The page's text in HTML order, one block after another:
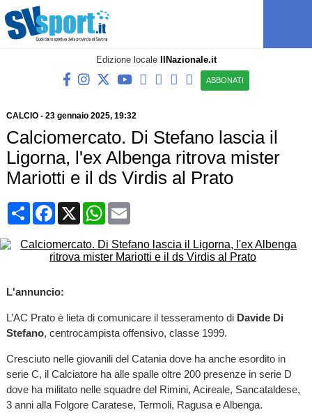
Edizione locale IlNazionale.it
ABBONATI
CALCIO- 23 gennaio 2025, 19:32
Calciomercato. Di Stefano lascia il
Ligorna, l'ex Albenga ritrova mister
Mariotti e il ds Virdis al Prato
CondividiFacebook
X WhatsApp
Email
L'annuncio:
L’AC Prato è lieta di comunicare il tesseramento diDavide Di
Stefano, centrocampista offensivo, classe 1999.
Cresciuto nelle giovanili del Catania dove ha anche esordito in
serie C, il Calciatore ha alle spalle oltre 200 presenze in serie D
dove ha militato nelle squadre del Rimini, Acireale, Sancataldese,
3 anni alla Folgore Caratese, Termoli, Ragusa e Albenga.